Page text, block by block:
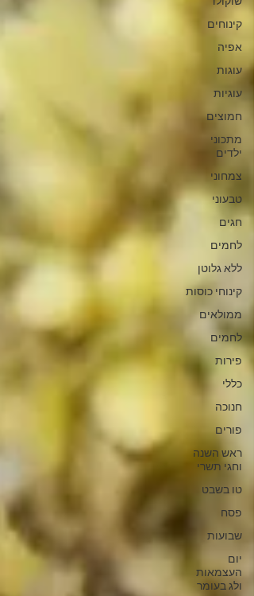
קינוחים
אפיה
עוגות
עוגיות
חמוצים
מתכוני
ילדים
צמחוני
טבעוני
חגים
לחמים
ללא גלוטן
קינוחי כוסות
ממולאים
לחמים
פירות
כללי
חנוכה
פורים
ראש השנה
וחגי תשרי
טו בשבט
פסח
שבועות
יום
העצמאות
ולג בעומר